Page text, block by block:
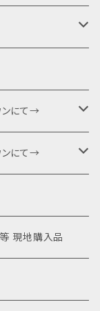
ンにて→
ンにて→
等 現地購入品